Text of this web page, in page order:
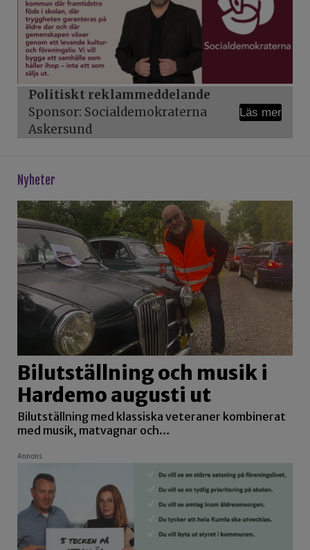
Politiskt reklammeddelande
Sponsor: Socialdemokraterna
Askersund
Läs mer
Nyheter
Bilutställning och musik i
Hardemo augusti ut
Bilutställning med klassiska veteraner kombinerat
med musik, matvagnar och…
Annons